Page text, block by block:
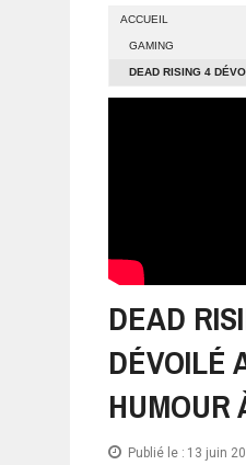
ACCUEIL
GAMING
DEAD RISING 4
L'E3
DEAD
DÉVOILÉ
HUMOUR
Publié le : 13 juin